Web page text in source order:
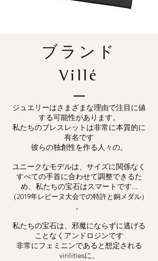
ブランド
Villé
ジュエリーはさまざまな理由で注目に値
する可能性があります。
私たちのブレスレットは非常に本質的に
有名です
彼らの独創性を作る人々の。
ユニークなモデルは、サイズに関係なく
すべての手首に合わせて調整できるた
め、私たちの宝石はスマートです...
（2019年レピーヌ大会での特許と銅メダル）
。
私たちの宝石は、邪魔にならずに逃げる
ことなくアンドロジンです
非常にフェミニンであると想定される
virilitiesに。